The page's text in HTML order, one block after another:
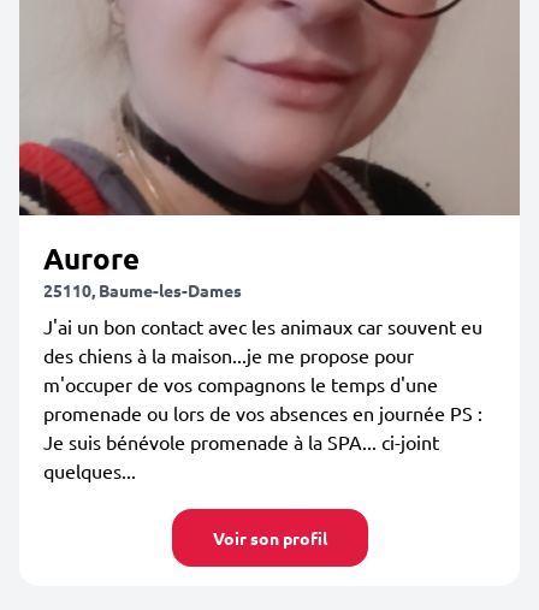
Aurore
25110, Baume-les-Dames
J'ai un bon contact avec les animaux car souvent eu
des chiens à la maison...je me propose pour
m'occuper de vos compagnons le temps d'une
promenade ou lors de vos absences en journée PS :
Je suis bénévole promenade à la SPA... ci-joint
quelques...
Voir son profil